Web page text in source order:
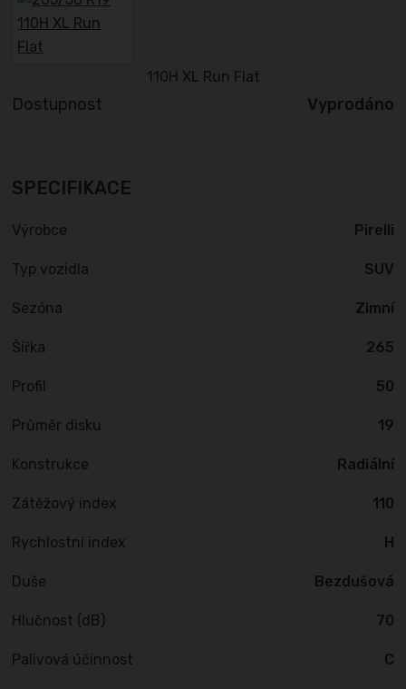
Dostupnost Vyprodáno
SPECIFIKACE
Výrobce Pirelli
Typ vozidla SUV
Sezóna Zimní
Šířka 265
Profil 50
Průměr disku 19
Konstrukce Radiální
Zátěžový index 110
Rychlostní index H
Duše Bezdušová
Hlučnost (dB) 70
Palivová účinnost C